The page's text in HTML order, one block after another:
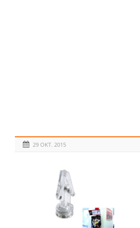
29 OKT. 2015